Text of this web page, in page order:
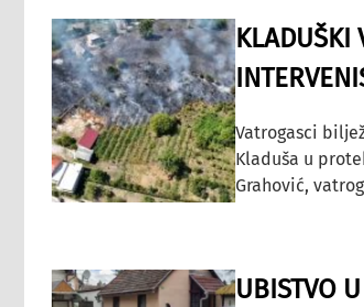
KLADUŠKI
Vatrogasci
Kladuša u
Grahović,
UBISTVO